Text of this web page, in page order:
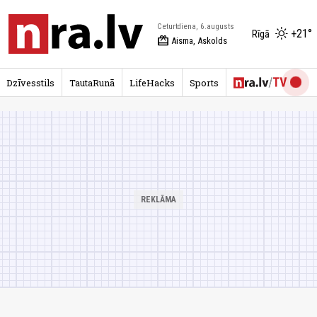
Ceturtdiena, 6.augusts
redeem Aisma, Askolds
Rīgā +21°
Dzīvesstils TautaRunā LifeHacks Sports